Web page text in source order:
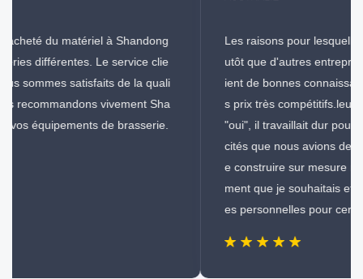
Les raisons pour lesquelles nous avons choisi Tiantai pl
utôt que d'autres entreprises sont les suivantes : ils ava
ient de bonnes connaissances techniques.ils avaient de
s prix très compétitifs.leur vendeur n'était pas un simple
"oui", il travaillait dur pour comprendre toutes les spécifi
cités que nous avions demandées.ils étaient heureux d
e construire sur mesure n'importe quelle pièce d'équipe
ment que je souhaitais et ils se pliaient à mes préférenc
es personnelles pour certains articles.